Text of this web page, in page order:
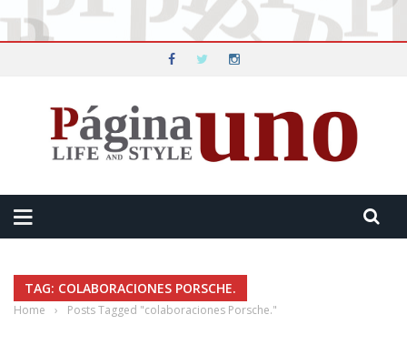
TAG: COLABORACIONES PORSCHE.
Home › Posts Tagged "colaboraciones Porsche."